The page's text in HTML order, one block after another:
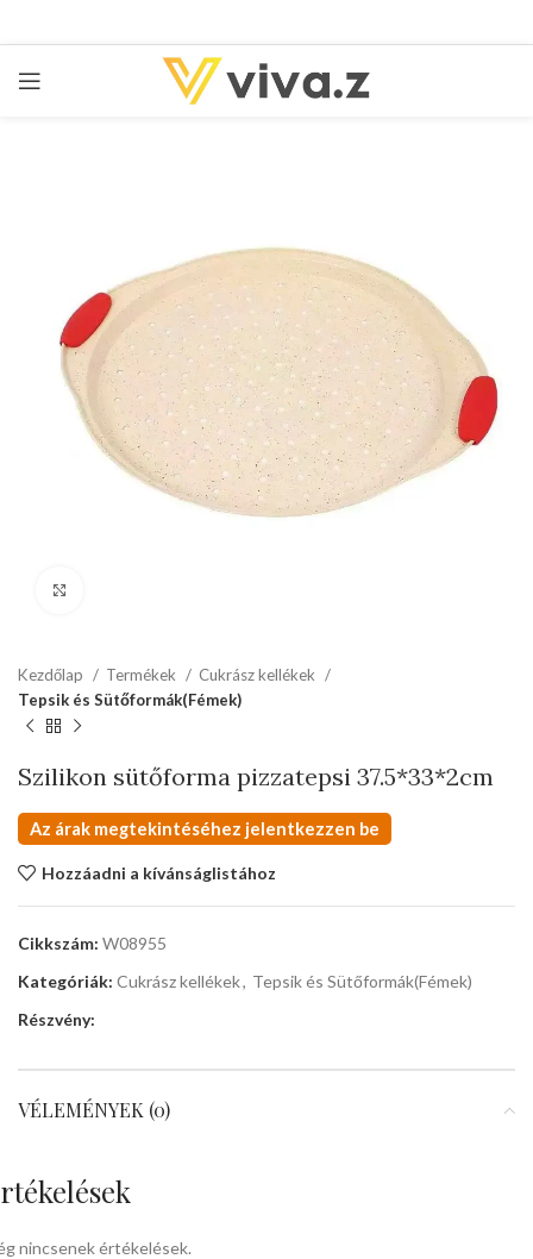
Kezdőlap Termékek
Cukrász kellékek
Tepsik és Sütőformák(Fémek)
Szilikon sütőforma pizzatepsi 37.5*33*2cm
Az árak megtekintéséhez jelentkezzen be
Hozzáadni a kívánságlistához
Cikkszám: W08955
Kategóriák: Cukrász kellékek, Tepsik és Sütőformák(Fémek)
Részvény:
VÉLEMÉNYEK (0)
nincsenek értékelések.